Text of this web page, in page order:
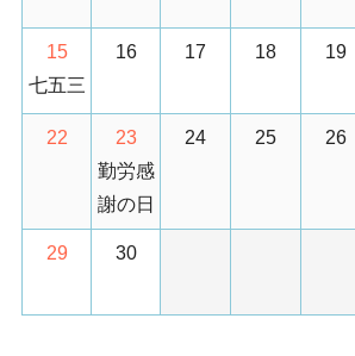
15
七五三
16 17 18 19
22
23
勤労感
謝の日
24 25 26
29 30